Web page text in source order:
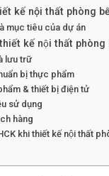
kế nội thất phòng
mục tiêu của dự án
kế nội thất phòng
lưu trữ
bị thực phẩm
& thiết bị điện tử
sử dụng
hàng
khi thiết kế nội thất